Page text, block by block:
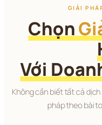
GIẢI
Chọn
Với
Không cần biết tất cả
pháp theo bài